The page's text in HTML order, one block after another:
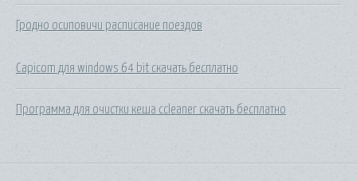
Гродно осиповичи расписание поездов
Capicom для windows 64 bit скачать бесплатно
Программа для очистки кеша ccleaner скачать бесплатно